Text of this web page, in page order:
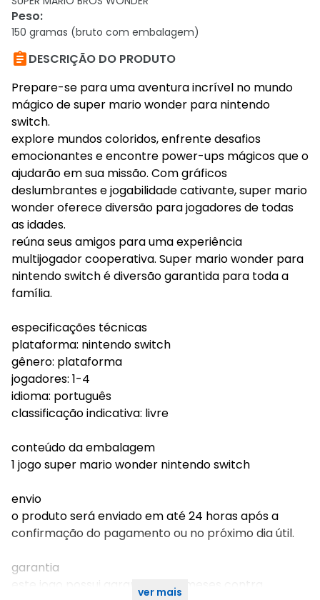
Peso:
150 gramas (bruto com embalagem)
DESCRIÇÃO DO PRODUTO
Prepare-se para uma aventura incrível no mundo
mágico de super mario wonder para nintendo
switch.
explore mundos coloridos, enfrente desafios
emocionantes e encontre power-ups mágicos que o
ajudarão em sua missão. Com gráficos
deslumbrantes e jogabilidade cativante, super mario
wonder oferece diversão para jogadores de todas
as idades.
reúna seus amigos para uma experiência
multijogador cooperativa. Super mario wonder para
nintendo switch é diversão garantida para toda a
família.
especificações técnicas
plataforma: nintendo switch
gênero: plataforma
jogadores: 1-4
idioma: português
classificação indicativa: livre
conteúdo da embalagem
1 jogo super mario wonder nintendo switch
envio
o produto será enviado em até 24 horas após a
confirmação do pagamento ou no próximo dia útil.
garantia
este jogo possui garantia de 12 meses contra
ver mais